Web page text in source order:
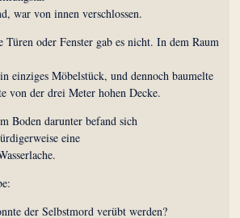
war von innen verschlossen.
Türen oder Fenster gab es nicht. In dem Raum
einziges Möbelstück, und dennoch baumelte
von der drei Meter hohen Decke.
Boden darunter befand sich
eine
der Selbstmord verübt werden?